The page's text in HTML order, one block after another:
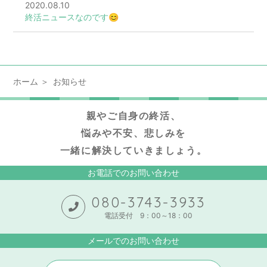
2020.08.10
終活ニュースなのです😊
ホーム お知らせ
親やご自身の終活、
悩みや不安、悲しみを
一緒に解決していきましょう。
お電話でのお問い合わせ
080-3743-3933
電話受付 9：00～18：00
メールでのお問い合わせ